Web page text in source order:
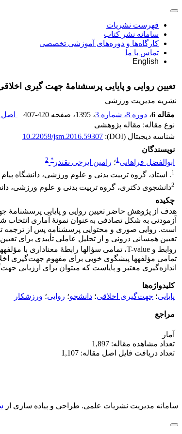
فهرست نشریات
سامانه نشر کتاب
کارگاه‌ها و دوره‌های آموزشی تخصصی
تماس با ما
English
تعیین روایی و پایایی پرسشنامۀ جهت گیری
نشریه مدیریت ورزشی
مقاله 6
، دوره 8، شماره 3 ، 1395 ، صفحه 407-420 اصل
نوع مقاله: مقاله پژوهشی
شناسه دیجیتال (DOI):
10.22059/jsm.2016.59307
نویسندگان
ابوالفضل فراهانی1؛ رامین ایرجی نقندر *
2
1. استاد، گروه تربیت بدنی و علوم ورزشی، دانشگاه پیام
2دانشجوی دکتری، گروه تربیت بدنی و علوم ورزشی،
چکیده
است. روایی صوری و محتوایی پرسشنامه پس از ترجمه
روابط و T-value، تمامی سؤال­ها رابطۀ معناداری با مؤلفه­ها داشتند و توانستند پیشگوی خوبی برای مؤلفۀ خود باشند. شاخـص­های نسبت x
تمامی مؤلفه­ها پیشگوی خوبی برای مفهوم جهت‌گیری
اندازه‌گیری معتبر و پایاست که می­توان برای ارزیابی
کلیدواژه‌ها
پایایی؛ جهت‌گیری اخلاقی؛ دانشجو؛ روایی؛ ورزشکار
مراجع
آمار
تعداد مشاهده مقاله: 1,897
تعداد دریافت فایل اصل مقاله: 1,107
سامانه مدیریت نشریات علمی. طراحی و پیاده سازی از